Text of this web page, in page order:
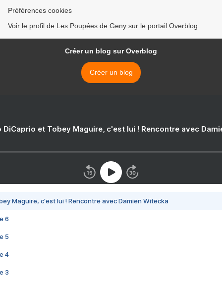
Préférences cookies
Voir le profil de Les Poupées de Geny sur le portail Overblog
Créer un blog sur Overblog
Créer un blog
DiCaprio et Tobey Maguire, c'est lui ! Rencontre avec
Maguire, c'est lui ! Rencontre avec Damien Witecka
6
5
4
3